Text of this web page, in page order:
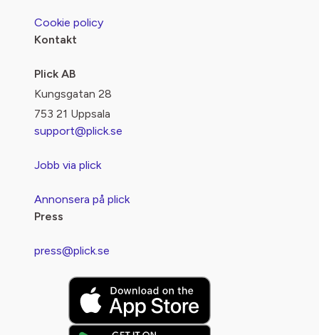
Cookie policy
Kontakt
Plick AB
Kungsgatan 28
753 21 Uppsala
support@plick.se
Jobb via plick
Annonsera på plick
Press
press@plick.se